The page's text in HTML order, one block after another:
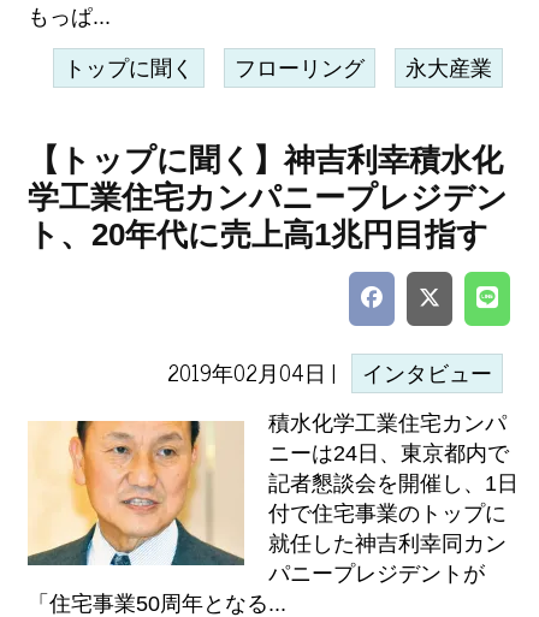
もっぱ...
トップに聞く フローリング 永大産業
【トップに聞く】神吉利幸積水化
学工業住宅カンパニープレジデン
ト、20年代に売上高1兆円目指す
2019年02月04日 | インタビュー
積水化学工業住宅カンパ
ニーは24日、東京都内で
記者懇談会を開催し、1日
付で住宅事業のトップに
就任した神吉利幸同カン
パニープレジデントが
「住宅事業50周年となる...